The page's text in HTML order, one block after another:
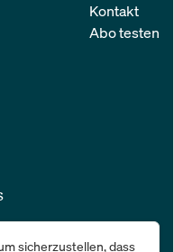
Kontakt
Abo testen
und Finanzen in einer
sicherzustellen, dass